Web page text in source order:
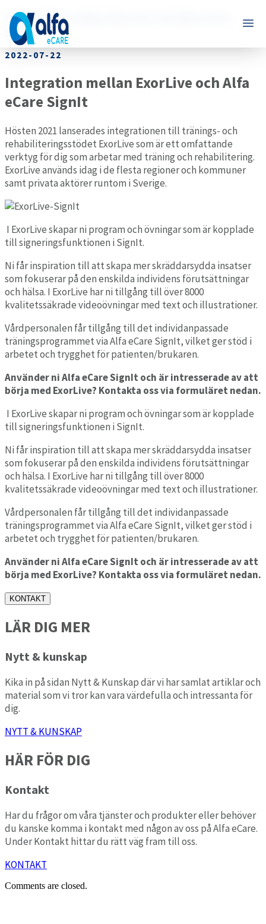
Integration mellan ExorLive och Alfa eCare
SignIt
2022-07-22
Integration mellan ExorLive och Alfa
eCare SignIt
Hösten 2021 lanserades integrationen till tränings- och
rehabiliteringsstödet ExorLive som är ett omfattande
verktyg för dig som arbetar med träning och rehabilitering.
ExorLive används idag i de flesta regioner och kommuner
samt privata aktörer runtom i Sverige.
I ExorLive skapar ni program och övningar som är kopplade
till signeringsfunktionen i SignIt.
Ni får inspiration till att skapa mer skräddarsydda insatser
som fokuserar på den enskilda individens förutsättningar
och hälsa. I ExorLive har ni tillgång till över 8000
kvalitetssäkrade videoövningar med text och illustrationer.
Vårdpersonalen får tillgång till det individanpassade
träningsprogrammet via Alfa eCare SignIt, vilket ger stöd i
arbetet och trygghet för patienten/brukaren.
Använder ni Alfa eCare SignIt och är intresserade av att
börja med ExorLive? Kontakta oss via formuläret nedan.
I ExorLive skapar ni program och övningar som är kopplade
till signeringsfunktionen i SignIt.
Ni får inspiration till att skapa mer skräddarsydda insatser
som fokuserar på den enskilda individens förutsättningar
och hälsa. I ExorLive har ni tillgång till över 8000
kvalitetssäkrade videoövningar med text och illustrationer.
Vårdpersonalen får tillgång till det individanpassade
träningsprogrammet via Alfa eCare SignIt, vilket ger stöd i
arbetet och trygghet för patienten/brukaren.
Använder ni Alfa eCare SignIt och är intresserade av att
börja med ExorLive? Kontakta oss via formuläret nedan.
KONTAKT
LÄR DIG MER
Nytt & kunskap
Kika in på sidan Nytt & Kunskap där vi har samlat artiklar och
material som vi tror kan vara värdefulla och intressanta för
dig.
NYTT & KUNSKAP
HÄR FÖR DIG
Kontakt
Har du frågor om våra tjänster och produkter eller behöver
du kanske komma i kontakt med någon av oss på Alfa eCare.
Under Kontakt hittar du rätt väg fram till oss.
KONTAKT
Comments are closed.